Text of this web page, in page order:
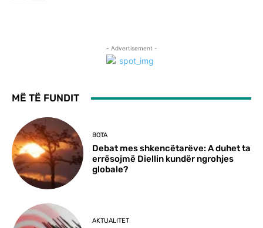
- Advertisement -
MË TË FUNDIT
BOTA
Debat mes shkencëtarëve: A duhet ta
errësojmë Diellin kundër ngrohjes
globale?
AKTUALITET